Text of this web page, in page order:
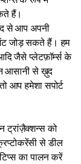
हैं।
से आप अपनी
जोड़ सकते हैं। हम
जैसे प्लेटफ़ॉर्म्स के
आसानी से ख़ुद
आप हमेशा सपोर्ट
ट्रांज़ैक्शन्स को
से डील
का पालन करें